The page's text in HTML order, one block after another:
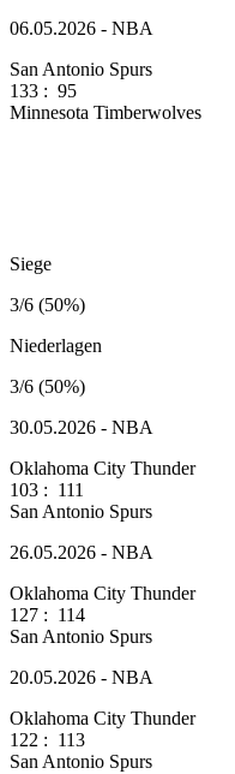
06.05.2026 - NBA
San Antonio Spurs
133 : 95
Minnesota Timberwolves
Siege
3/6 (50%)
Niederlagen
3/6 (50%)
30.05.2026 - NBA
Oklahoma City Thunder
103 : 111
San Antonio Spurs
26.05.2026 - NBA
Oklahoma City Thunder
127 : 114
San Antonio Spurs
20.05.2026 - NBA
Oklahoma City Thunder
122 : 113
San Antonio Spurs